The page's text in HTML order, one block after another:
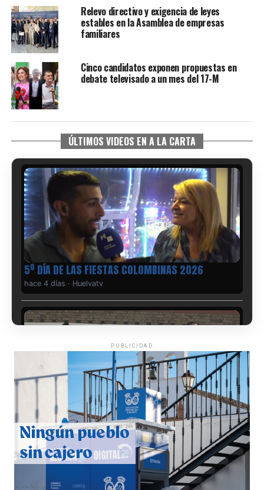
Relevo directivo y exigencia de leyes
estables en la Asamblea de empresas
familiares
Cinco candidatos exponen propuestas en
debate televisado a un mes del 17-M
ÚLTIMOS VIDEOS EN A LA CARTA
5º DÍA DE LAS FIESTAS COLOMBINAS 2026
hace 4 días · Huelvatv
CUARTA CORRIDA DE LAS FIESTAS COLOMBINAS
2026
hace 5 días·Huelvatv
PUBLICIDAD